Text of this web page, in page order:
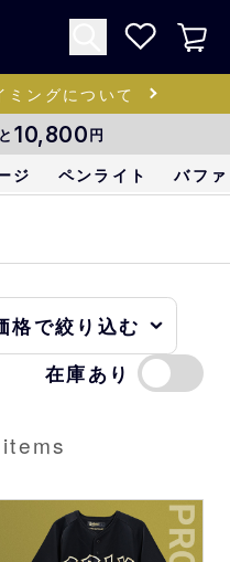
ングについて
10,800円
ジ ペンライト バフ
在庫あり
items